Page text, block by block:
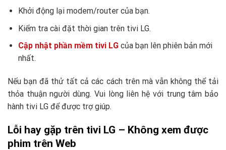
Khởi động lại modem/router của bạn.
Kiểm tra cài đặt thời gian trên tivi LG.
Cập nhật phần mềm tivi LGcủa bạn lên phiên bản mới
nhất.
Nếu bạn đã thử tất cả các cách trên mà vẫn không thể tải
thỏa thuận người dùng. Vui lòng liên hệ với trung tâm bảo
hành tivi LG để được trợ giúp.
Lỗi hay gặp trên tivi LG – Không xem được
phim trên Web